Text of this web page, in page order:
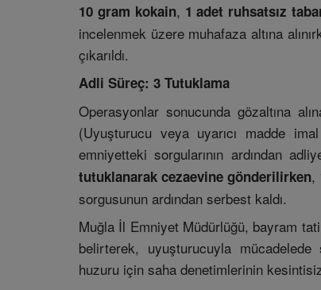
10 gram kokain, 1 adet ruhsatsız
incelenmek üzere muhafaza altına
çıkarıldı.
Adli Süreç: 3 Tutuklama
Operasyonlar sonucunda gözaltına
(Uyuşturucu veya uyarıcı madde
emniyetteki sorgularının ardından
tutuklanarak cezaevine gönderilirken,
sorgusunun ardından serbest kaldı.
Muğla İl Emniyet Müdürlüğü, bayram
belirterek, uyuşturucuyla
huzuru için saha denetimlerinin